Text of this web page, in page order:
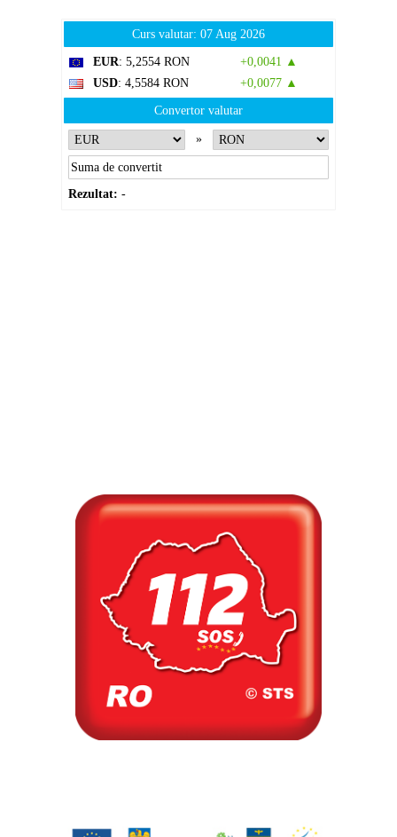
Curs valutar: 07 Aug 2026
EUR: 5,2554 RON
+0,0041 ▲
USD: 4,5584 RON +0,0077 ▲
Convertor valutar
»
Rezultat: -